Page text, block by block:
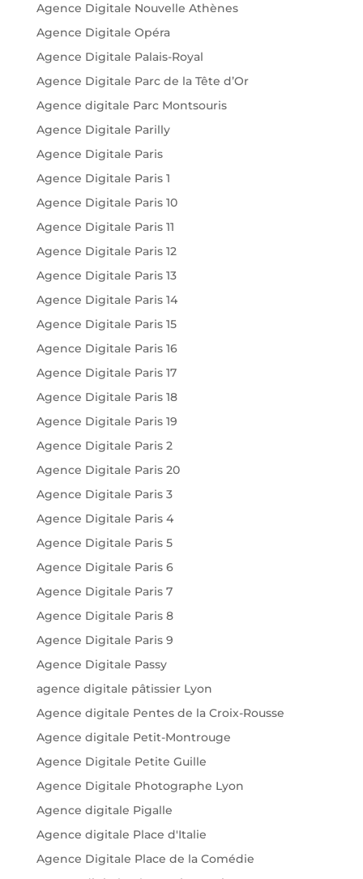
Agence Digitale Nouvelle Athènes
Agence Digitale Opéra
Agence Digitale Palais-Royal
Agence Digitale Parc de la Tête d’Or
Agence digitale Parc Montsouris
Agence Digitale Parilly
Agence Digitale Paris
Agence Digitale Paris 1
Agence Digitale Paris 10
Agence Digitale Paris 11
Agence Digitale Paris 12
Agence Digitale Paris 13
Agence Digitale Paris 14
Agence Digitale Paris 15
Agence Digitale Paris 16
Agence Digitale Paris 17
Agence Digitale Paris 18
Agence Digitale Paris 19
Agence Digitale Paris 2
Agence Digitale Paris 20
Agence Digitale Paris 3
Agence Digitale Paris 4
Agence Digitale Paris 5
Agence Digitale Paris 6
Agence Digitale Paris 7
Agence Digitale Paris 8
Agence Digitale Paris 9
Agence Digitale Passy
agence digitale pâtissier Lyon
Agence digitale Pentes de la Croix-Rousse
Agence digitale Petit-Montrouge
Agence Digitale Petite Guille
Agence Digitale Photographe Lyon
Agence digitale Pigalle
Agence digitale Place d'Italie
Agence Digitale Place de la Comédie